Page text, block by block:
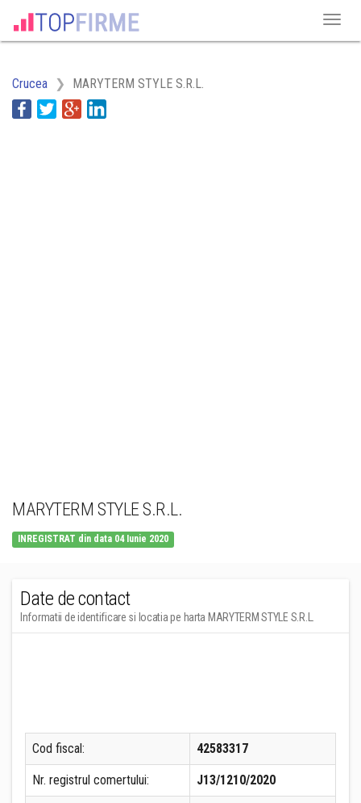
Crucea MARYTERM STYLE S.R.L.
MARYTERM STYLE S.R.L.
INREGISTRAT din data 04 Iunie 2020
Date de contact
Informatii de identificare si locatia pe harta MARYTERM STYLE S.R.L.
Cod fiscal: 42583317
Nr. registrul comertului: J13/1210/2020